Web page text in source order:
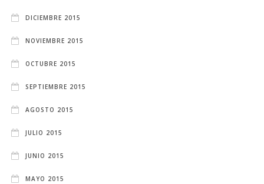
DICIEMBRE 2015
NOVIEMBRE 2015
OCTUBRE 2015
SEPTIEMBRE 2015
AGOSTO 2015
JULIO 2015
JUNIO 2015
MAYO 2015